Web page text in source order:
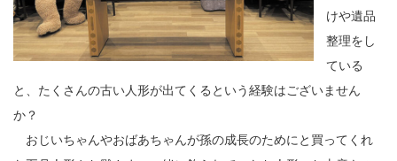
けや遺品
整理をし
ている
と、たくさんの古い人形が出てくるという経験はございません
か？
おじいちゃんやおばあちゃんが孫の成長のためにと買ってくれ